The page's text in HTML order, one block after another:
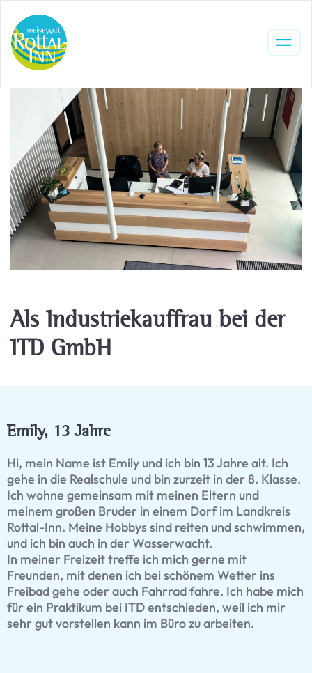
Als Industriekauffrau bei der
ITD GmbH
Emily, 13 Jahre
Hi, mein Name ist Emily und ich bin 13 Jahre alt. Ich
gehe in die Realschule und bin zurzeit in der 8. Klasse.
Ich wohne gemeinsam mit meinen Eltern und
meinem großen Bruder in einem Dorf im Landkreis
Rottal-Inn. Meine Hobbys sind reiten und schwimmen,
und ich bin auch in der Wasserwacht.
In meiner Freizeit treffe ich mich gerne mit
Freunden, mit denen ich bei schönem Wetter ins
Freibad gehe oder auch Fahrrad fahre. Ich habe mich
für ein Praktikum bei ITD entschieden, weil ich mir
sehr gut vorstellen kann im Büro zu arbeiten.